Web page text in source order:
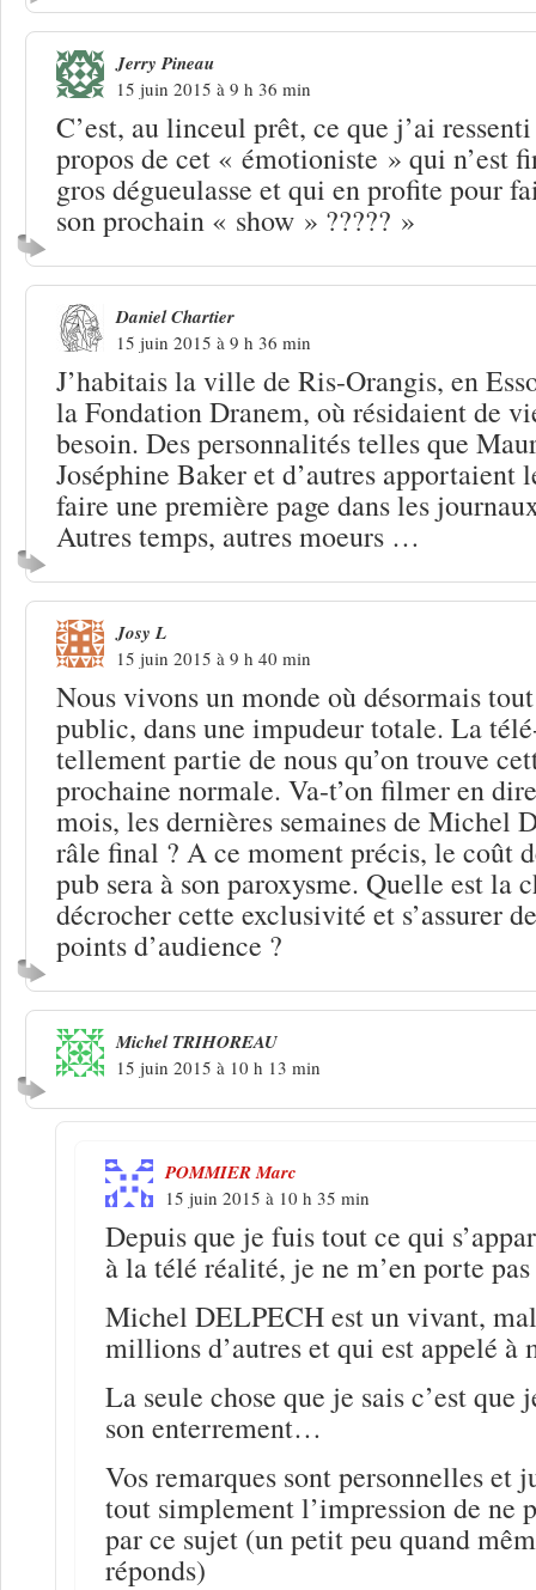
Jerry Pineau
15 juin 2015 à 9 h 36 min
C’est, au linceul prêt, ce que j’ai
propos de cet « émotioniste » qui n’est
gros dégueulasse et qui en profite pour
son prochain « show » ????? »
Daniel Chartier
15 juin 2015 à 9 h 36 min
J’habitais la ville de Ris-Orangis, en
la Fondation Dranem, où résidaient de
besoin. Des personnalités telles que
Joséphine Baker et d’autres apportaient
faire une première page dans les
Autres temps, autres moeurs …
Josy L
15 juin 2015 à 9 h 40 min
Nous vivons un monde où désormais tout
public, dans une impudeur totale. La
tellement partie de nous qu’on trouve
prochaine normale. Va-t’on filmer en
mois, les dernières semaines de Michel
râle final ? A ce moment précis, le coût
pub sera à son paroxysme. Quelle est la
décrocher cette exclusivité et s’assurer
points d’audience ?
Michel TRIHOREAU
15 juin 2015 à 10 h 13 min
POMMIER Marc
15 juin 2015 à 10 h 35 min
Depuis que je fuis tout ce qui
à la télé réalité, je ne m’en porte
Michel DELPECH est un vivant,
millions d’autres et qui est appelé à
La seule chose que je sais c’est que
son enterrement…
Vos remarques sont personnelles et
tout simplement l’impression de ne
par ce sujet (un petit peu quand
réponds)